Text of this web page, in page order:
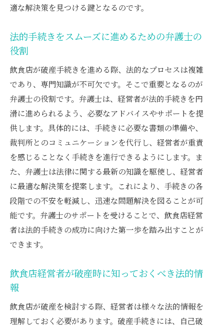
適な解決策を見つける鍵となるのです。
法的手続きをスムーズに進めるための弁護士の
役割
飲食店が破産手続きを進める際、法的なプロセスは複雑
であり、専門知識が不可欠です。そこで重要となるのが
弁護士の役割です。弁護士は、経営者が法的手続きを円
滑に進められるよう、必要なアドバイスやサポートを提
供します。具体的には、手続きに必要な書類の準備や、
裁判所とのコミュニケーションを代行し、経営者が重責
を感じることなく手続きを進行できるようにします。ま
た、弁護士は法律に関する最新の知識を駆使し、経営者
に最適な解決策を提案します。これにより、手続きの各
段階での不安を軽減し、迅速な問題解決を図ることが可
能です。弁護士のサポートを受けることで、飲食店経営
者は法的手続きの成功に向けた第一歩を踏み出すことが
できます。
飲食店経営者が破産時に知っておくべき法的情
報
飲食店が破産を検討する際、経営者は様々な法的情報を
理解しておく必要があります。破産手続きには、自己破